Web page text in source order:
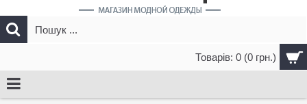
Товарів: 0 (0 грн.)